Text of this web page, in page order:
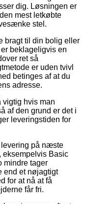
dig. Løsningen er
mest letkøbte
stel.
bragt til din bolig eller
beklageligvis en
ret så
er uden tvivl
betinges af at du
adresse.
vigtig hvis man
af den grund er det i
leveringstiden for
på næste
eksempelvis Basic
mindre tager
end et nøjagtigt
for at nå at få
får fri.